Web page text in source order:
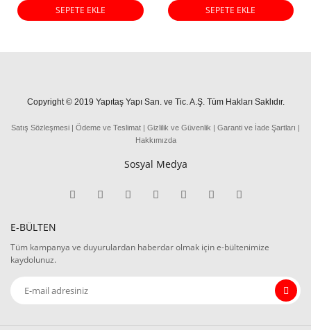
SEPETE EKLE SEPETE EKLE
Copyright © 2019 Yapıtaş Yapı San. ve Tic. A.Ş. Tüm Hakları Saklıdır.
Satış Sözleşmesi | Ödeme ve Teslimat | Gizlilik ve Güvenlik | Garanti ve İade Şartları |
Hakkımızda
Sosyal Medya
E-BÜLTEN
Tüm kampanya ve duyurulardan haberdar olmak için e-bültenimize
kaydolunuz.